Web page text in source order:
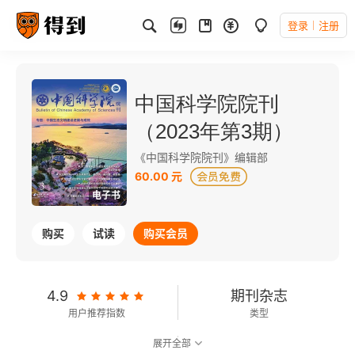
登录 注册
电子书
中国科学院院刊
（2023年第3期）
《中国科学院院刊》编辑部
60.00 元
购买 试读 购买会员
4.9
用户推荐指数
期刊杂志
类型
展开全部